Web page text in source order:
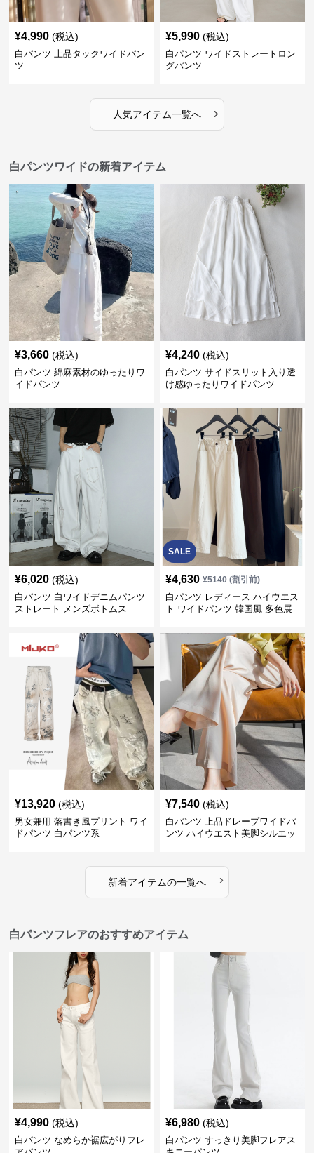
¥4,990 (税込)
白パンツ 上品タックワイドパン
ツ
¥5,990 (税込)
白パンツ ワイドストレートロン
グパンツ
人気アイテム一覧へ ›
白パンツワイドの新着アイテム
¥3,660 (税込)
白パンツ 綿麻素材のゆったりワ
イドパンツ
¥4,240 (税込)
白パンツ サイドスリット入り透
け感ゆったりワイドパンツ
¥6,020 (税込)
白パンツ 白ワイドデニムパンツ
ストレート メンズボトムス
SALE
¥4,630 ¥5140(割引前)
白パンツ レディース ハイウエス
ト ワイドパンツ 韓国風 多色展
¥13,920 (税込)
男女兼用 落書き風プリント ワイ
ドパンツ 白パンツ系
¥7,540 (税込)
白パンツ 上品ドレープワイドパ
ンツ ハイウエスト美脚シルエッ
新着アイテムの一覧へ ›
白パンツフレアのおすすめアイテム
¥4,990 (税込)
白パンツ なめらか裾広がりフレ
¥6,980 (税込)
白パンツ すっきり美脚フレアス